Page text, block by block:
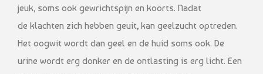
jeuk, soms ook gewrichtspijn en koorts. Nadat
de klachten zich hebben geuit, kan geelzucht optreden.
Het oogwit wordt dan geel en de huid soms ook. De
urine wordt erg donker en de ontlasting is erg licht. Een